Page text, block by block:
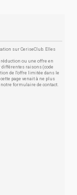
sur CeriseClub. Elles
ou une offre en
différentes raisons (code
de l'offre limitée dans le
page venait à ne plus
formulaire de contact.